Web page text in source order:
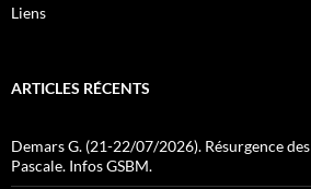
Liens
ARTICLES RÉCENTS
Demars G. (21-22/07/2026). Résurgence
Pascale. Infos GSBM.